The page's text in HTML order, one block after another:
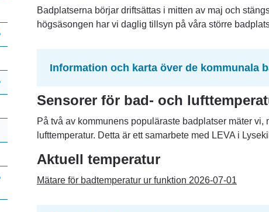
Badplatserna börjar driftsättas i mitten av maj och
högsäsongen har vi daglig tillsyn på våra större
Information och karta över de kommunala
Sensorer för bad- och
På två av kommunens populäraste badplatser mäter vi,
lufttemperatur. Detta är ett samarbete med LEVA i
Aktuell temperatur
Mätare för badtemperatur ur funktion 2026-07-01